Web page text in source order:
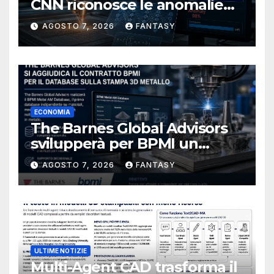
CNN riconosce le anomalie
del bagno di fusione
AGOSTO 7, 2026 FANTASY
ECONOMIA
The Barnes Global Advisors
svilupperà per BPMI un
database per la stampa 3D
metallica destinata alla filiera
navale statunitense
AGOSTO 7, 2026 FANTASY
ULTIME NOTIZIE
Multi-Agent CAD trasforma il